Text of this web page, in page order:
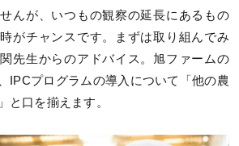
んが、いつもの観察の延長にあるもの
がチャンスです。まずは取り組んでみ
先生からのアドバイス。旭ファームの
IPCプログラムの導入について「他の農
と口を揃えます。